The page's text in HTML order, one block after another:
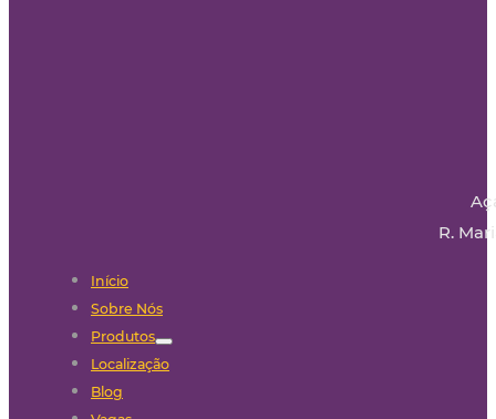
R.
Início
Sobre Nós
Produtos
Localização
Blog